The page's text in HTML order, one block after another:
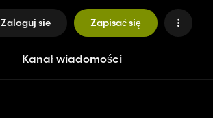
Zaloguj sie Zapisać się
Kanał wiadomości